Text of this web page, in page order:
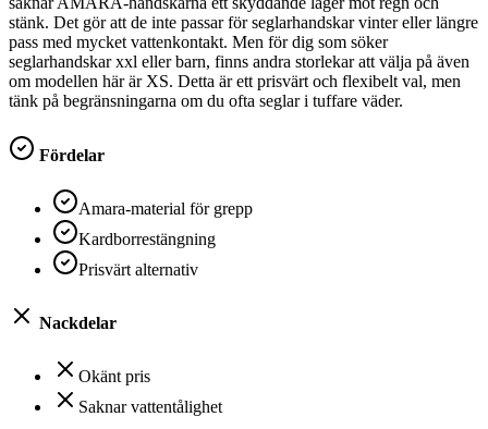
stänk. Det gör att de inte passar för seglarhandskar vinter eller längre
pass med mycket vattenkontakt. Men för dig som söker
seglarhandskar xxl eller barn, finns andra storlekar att välja på även
om modellen här är XS. Detta är ett prisvärt och flexibelt val, men
tänk på begränsningarna om du ofta seglar i tuffare väder.
Fördelar
Amara-material för grepp
Kardborrestängning
Prisvärt alternativ
Nackdelar
Okänt pris
Saknar vattentålighet